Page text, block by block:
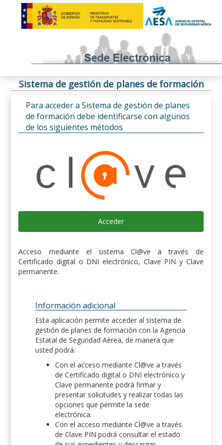
Sistema de gestión de planes de formación
Para acceder a Sistema de gestión de planes
de formación debe identificarse con algunos
de los siguientes métodos
Acceder
Acceso mediante el sistema Cl@ve a través de
Certificado digital o DNI electrónico, Clave PIN y Clave
permanente.
Información adicional
Esta aplicación permite acceder al sistema de
gestión de planes de formación con la Agencia
Estatal de Seguridad Aérea, de manera que
usted podrá:
Con el acceso mediante Cl@ve a través
de Certificado digital o DNI electrónico y
Clave permanente podrá firmar y
presentar solicitudes y realizar todas las
opciones que permite la sede
electrónica.
Con el acceso mediante Cl@ve a través
de Clave PIN podrá consultar el estado